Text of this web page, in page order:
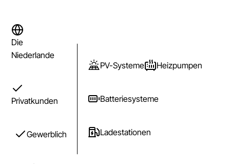
Die
Niederlande
Privatkunden
Gewerblich
PV-Systeme Heizpumpen
Batteriesysteme
Ladestationen